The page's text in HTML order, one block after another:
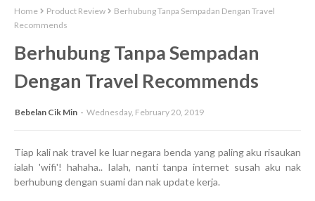
Home Product Review
Berhubung Tanpa Sempadan Dengan Travel
Recommends
Berhubung Tanpa Sempadan
Dengan Travel Recommends
Bebelan Cik Min Wednesday, February 20, 2019
Tiap kali nak travel ke luar negara benda yang paling aku risaukan
ialah 'wifi'! hahaha.. Ialah, nanti tanpa internet susah aku nak
berhubung dengan suami dan nak update kerja.